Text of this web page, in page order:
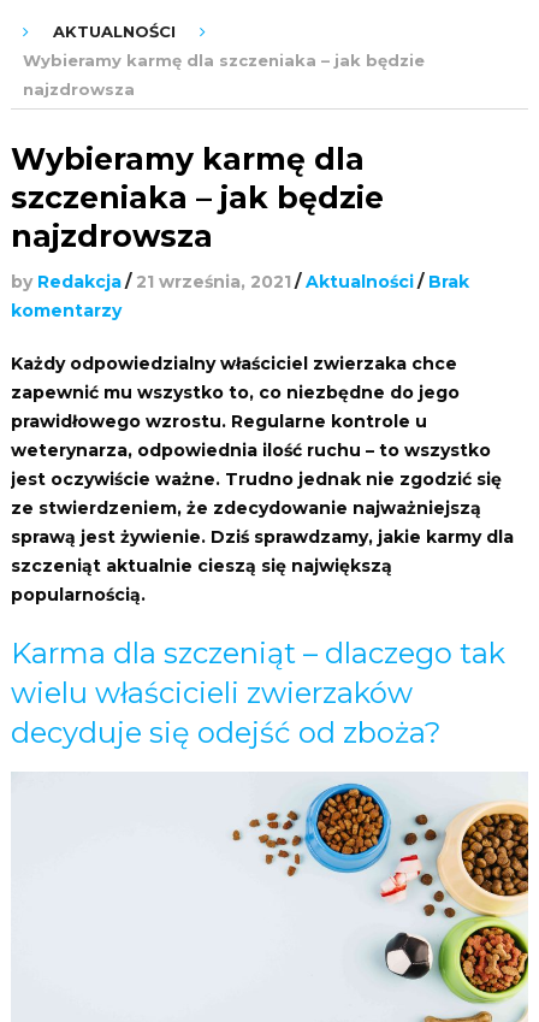
AKTUALNOŚCI
Wybieramy karmę dla szczeniaka – jak będzie
najzdrowsza
Wybieramy karmę dla
szczeniaka – jak będzie
najzdrowsza
by Redakcja/ 21 września, 2021 / Aktualności/ Brak
komentarzy
Każdy odpowiedzialny właściciel zwierzaka chce
zapewnić mu wszystko to, co niezbędne do jego
prawidłowego wzrostu. Regularne kontrole u
weterynarza, odpowiednia ilość ruchu – to wszystko
jest oczywiście ważne. Trudno jednak nie zgodzić się
ze stwierdzeniem, że zdecydowanie najważniejszą
sprawą jest żywienie. Dziś sprawdzamy, jakie karmy dla
szczeniąt aktualnie cieszą się największą
popularnością.
Karma dla szczeniąt – dlaczego tak
wielu właścicieli zwierzaków
decyduje się odejść od zboża?